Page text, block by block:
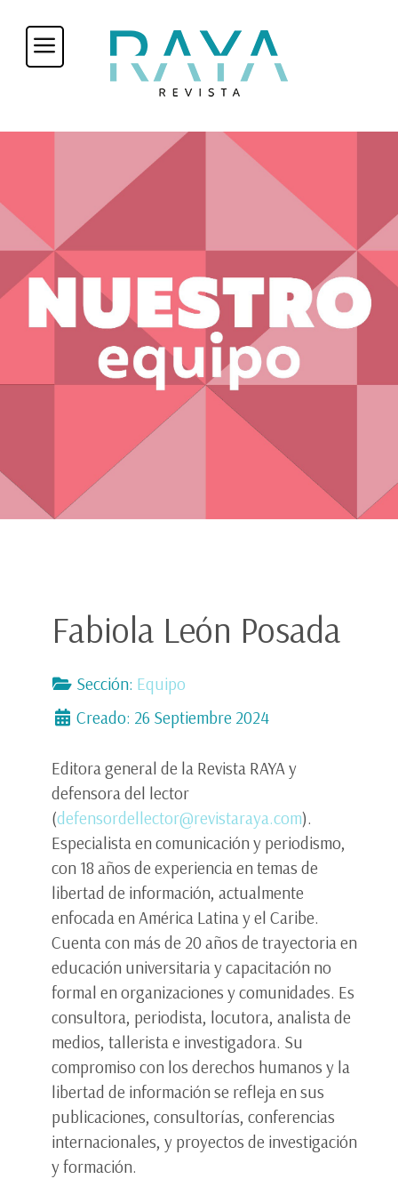
Fabiola León Posada
Sección: Equipo
Creado: 26 Septiembre 2024
Editora general de la Revista RAYA y
defensora del lector
(defensordellector@revistaraya.com).
Especialista en comunicación y periodismo,
con 18 años de experiencia en temas de
libertad de información, actualmente
enfocada en América Latina y el Caribe.
Cuenta con más de 20 años de trayectoria en
educación universitaria y capacitación no
formal en organizaciones y comunidades. Es
consultora, periodista, locutora, analista de
medios, tallerista e investigadora. Su
compromiso con los derechos humanos y la
libertad de información se refleja en sus
publicaciones, consultorías, conferencias
internacionales, y proyectos de investigación
y formación.